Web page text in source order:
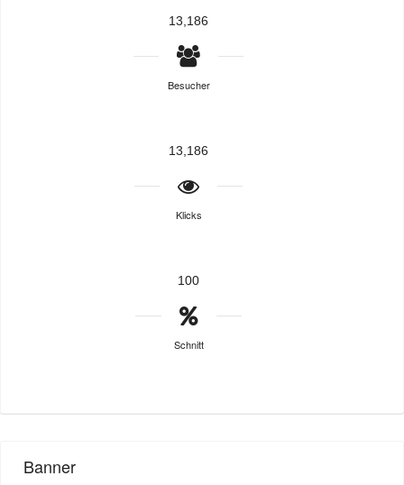
13,186
Besucher
13,186
Klicks
100
Schnitt
Banner